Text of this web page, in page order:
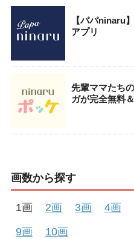
【パパninaru
アプリ
先輩ママたち
ガが完全無料
画数から探す
1画 2画 3画 4画
9画
10画